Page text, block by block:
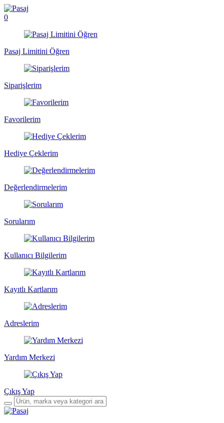
0
Pasaj Limitini Öğren
Siparişlerim
Favorilerim
Hediye Çeklerim
Değerlendirmelerim
Sorularım
Kullanıcı Bilgilerim
Kayıtlı Kartlarım
Adreslerim
Yardım Merkezi
Çıkış Yap